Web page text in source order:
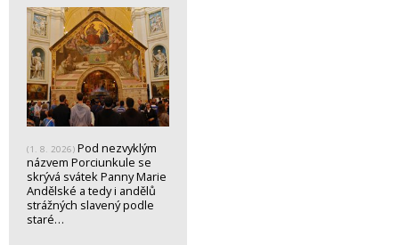
(1. 8. 2026) Pod nezvyklým
názvem Porciunkule se
skrývá svátek Panny Marie
Andělské a tedy i andělů
strážných slavený podle
staré…